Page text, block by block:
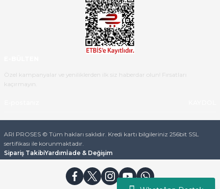
ulaştı.Ürünün paketlenmesi
gayet başarılı hasarsız bir şekilde
teslim aldım. Bu konudaki
hassasiyetleri ve Ürünün kalitesi
Özel kampanyalar ve yeniliklerden ilk siz haberdar olun! Fırsatları
kaçırmayın.
ARI PROSES © Tüm hakları saklıdır. Kredi kartı bilgileriniz 256bit SSL
sertifikası ile korunmaktadır.
Sipariş TakibiYardımİade & Değişim